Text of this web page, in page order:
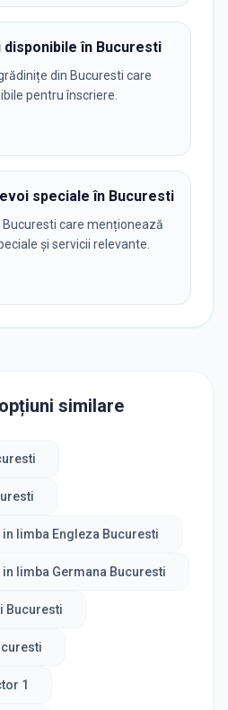
disponibile în Bucuresti
din Bucuresti care
pentru înscriere.
speciale în Bucuresti
care menționează
și servicii relevante.
similare
limba Engleza Bucuresti
limba Germana Bucuresti
Bucuresti
1